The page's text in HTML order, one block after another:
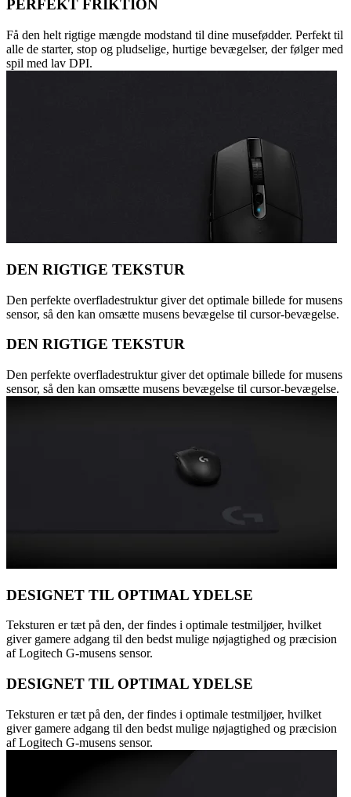
PERFEKT FRIKTION
Få den helt rigtige mængde modstand til dine musefødder. Perfekt til
alle de starter, stop og pludselige, hurtige bevægelser, der følger med
spil med lav DPI.
DEN RIGTIGE TEKSTUR
Den perfekte overfladestruktur giver det optimale billede for musens
sensor, så den kan omsætte musens bevægelse til cursor-bevægelse.
DEN RIGTIGE TEKSTUR
Den perfekte overfladestruktur giver det optimale billede for musens
sensor, så den kan omsætte musens bevægelse til cursor-bevægelse.
DESIGNET TIL OPTIMAL YDELSE
Teksturen er tæt på den, der findes i optimale testmiljøer, hvilket
giver gamere adgang til den bedst mulige nøjagtighed og præcision
af Logitech G-musens sensor.
DESIGNET TIL OPTIMAL YDELSE
Teksturen er tæt på den, der findes i optimale testmiljøer, hvilket
giver gamere adgang til den bedst mulige nøjagtighed og præcision
af Logitech G-musens sensor.